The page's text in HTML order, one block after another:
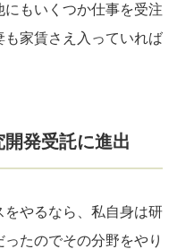
もいくつか仕事を受注
も家賃さえ入っていれば
発受託に進出
をやるなら、私自身は研
たのでその分野をやり